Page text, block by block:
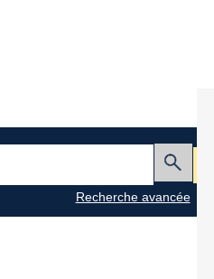
Recherche avancée